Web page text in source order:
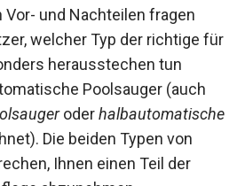
und Nachteilen fragen
welcher Typ der richtige für
herausstechen tun
Poolsauger (auch
oderhalbautomatische
Die beiden Typen von
Ihnen einen Teil der